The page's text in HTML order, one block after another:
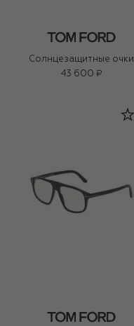
Солнцезащитные очки
43 600 ₽